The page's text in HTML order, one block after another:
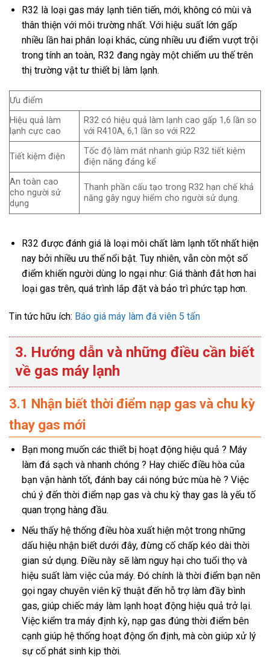
R32 là loại gas máy lạnh tiên tiến, mới, không có mùi và
thân thiện với môi trường nhất. Với hiệu suất lớn gấp
nhiều lần hai phân loại khác, cùng nhiều ưu điểm vượt trội
trong tính an toàn, R32 đang ngày một chiếm ưu thế trên
thị trường vật tư thiết bị làm lạnh.
Ưu điểm
Hiệu quả làm
lạnh cực cao
R32 có hiệu quả làm lạnh cao gấp 1,6 lần so
với R410A, 6,1 lần so với R22
Tiết kiệm điện
Tốc độ làm mát nhanh giúp R32 tiết kiệm
điện năng đáng kể
An toàn cao
cho người sử
dụng
Thanh phần cấu tạo trong R32 hạn chế khả
năng gây nguy hiểm cho người sử dụng.
R32 được đánh giá là loại môi chất làm lạnh tốt nhất hiện
nay bởi nhiều ưu thế nổi bật. Tuy nhiên, vẫn còn một số
điểm khiến người dùng lo ngại như: Giá thành đắt hơn hai
loại gas trên, quá trình lắp đặt và bảo trì phức tạp hơn.
Tin tức hữu ích: Báo giá máy làm đá viên 5 tấn
3. Hướng dẫn và những điều cần biết
về gas máy lạnh
3.1 Nhận biết thời điểm nạp gas và chu kỳ
thay gas mới
Bạn mong muốn các thiết bị hoạt động hiệu quả ? Máy
làm đá sạch và nhanh chóng ? Hay chiếc điều hòa của
bạn vận hành tốt, đánh bay cái nóng bức mùa hè ? Việc
chú ý đến thời điểm nạp gas và chu kỳ thay gas là yếu tố
quan trọng hàng đầu.
Nếu thấy hệ thống điều hòa xuất hiện một trong những
dấu hiệu nhận biết dưới đây, đừng cố chấp kéo dài thời
gian sử dụng. Điều này sẽ làm nguy hại cho tuổi thọ và
hiệu suất làm việc của máy. Đó chính là thời điểm bạn nên
gọi ngay chuyên viên kỹ thuật đến hỗ trợ làm đầy bình
gas, giúp chiếc máy làm lạnh hoạt động hiệu quả trở lại.
Việc kiểm tra máy định kỳ, nạp gas đúng thời điểm bên
cạnh giúp hệ thống hoạt động ổn định, mà còn giúp xử lý
sự cố phát sinh kịp thời.